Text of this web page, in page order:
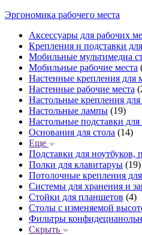
Эргономика рабочего места
Аксессуары для рабочих
Крепления и подставки
Мобильные мультимедиа
Мобильные рабочие места
Настенные крепления для
Настенные рабочие места
Настольные крепления
Настольные лампы (19)
Настольные подставки
Основания для стола (14)
Еще
Подставки для ноутбуков,
Полки для клавитаруы (19)
Потолочные крепления
Системы для хранения и
Стойки для планшетов (4)
Столы с изменяемой
Фильтры
Скрыть